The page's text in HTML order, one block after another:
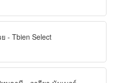
- Tbien Select